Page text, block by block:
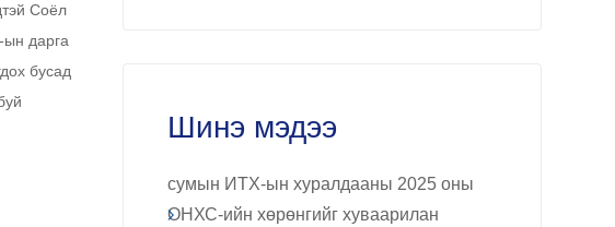
Соёл
ын дарга
бусад
Шинэ мэдээ
сумын ИТХ-ын хуралдааны 2025 оны
ОНХС-ийн хөрөнгийг хуваарилан